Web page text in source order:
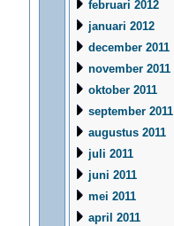
februari 2012
januari 2012
december 2011
november 2011
oktober 2011
september 2011
augustus 2011
juli 2011
juni 2011
mei 2011
april 2011